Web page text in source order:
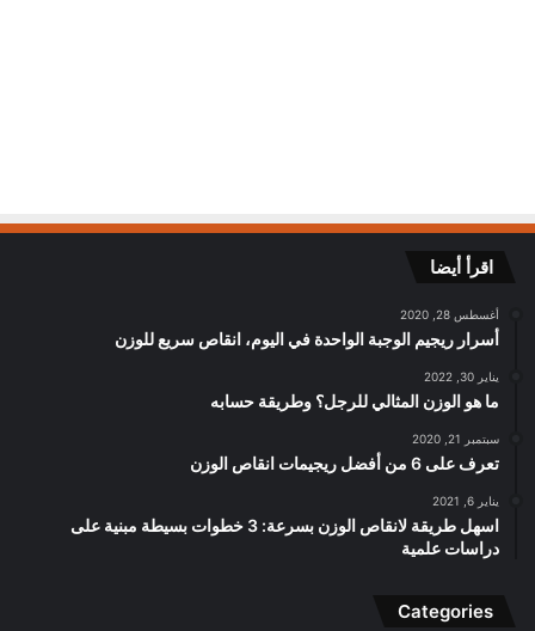
اقرأ أيضا
أغسطس 28, 2020
أسرار ريجيم الوجبة الواحدة في اليوم، انقاص سريع للوزن
يناير 30, 2022
ما هو الوزن المثالي للرجل؟ وطريقة حسابه
سبتمبر 21, 2020
تعرف على 6 من أفضل ريجيمات انقاص الوزن
يناير 6, 2021
اسهل طريقة لانقاص الوزن بسرعة: 3 خطوات بسيطة مبنية على
دراسات علمية
Categories